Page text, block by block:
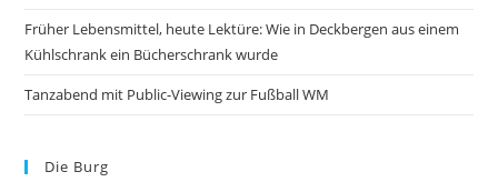
Früher Lebensmittel, heute Lektüre: Wie in Deckbergen aus einem
Kühlschrank ein Bücherschrank wurde
Tanzabend mit Public-Viewing zur Fußball WM
Die Burg